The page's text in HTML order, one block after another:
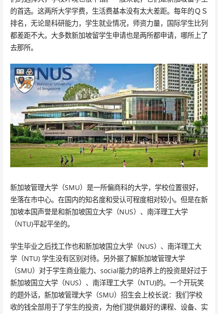
的首选。这两所大学学费，生活费基本没有太大差距。每年的ＱＳ
排名，无论是科研能力，学生就业情况，师资力量，国际学生比列
都差距不大。大多数新加坡留学生申请也是两所都申请，哪所上了
去那所。
新加坡管理大学（SMU）是一所偏商科的大学，学校位置很好，
坐落在市中心。在国内的知名度和受认可程度相对较小。但是在新
加坡本国声誉是和新加坡国立大学（NUS）、南洋理工大学
（NTU)平起平坐的。
学生毕业之后找工作也和新加坡国立大学（NUS）、南洋理工大
学（NTU) 学生没有区别对待。另外据了解新加坡管理大学
（SMU）对于学生商业能力、social能力的培养上的投资是好过于
新加坡国立大学（NUS）、南洋理工大学（NTU)的。一个开玩笑
的题外话，新加坡管理大学（SMU）招生会上校长说：我们学校
收的钱全部用于了学生的投资，为他们提供最好的课程、设备、实